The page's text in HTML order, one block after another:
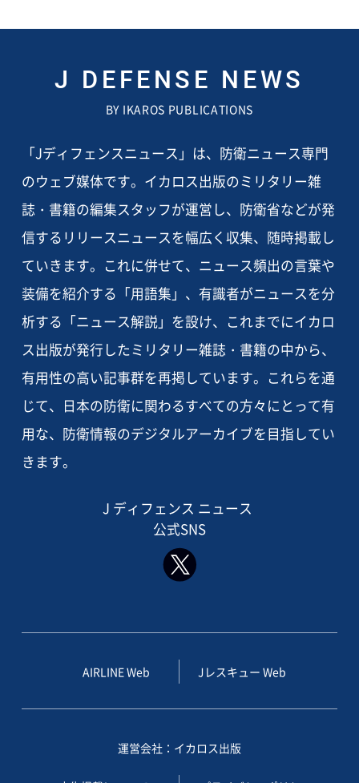
J DEFENSE NEWS
BY IKAROS PUBLICATIONS
「Jディフェンスニュース」は、防衛ニュース専門
のウェブ媒体です。イカロス出版のミリタリー雑
誌・書籍の編集スタッフが運営し、防衛省などが発
信するリリースニュースを幅広く収集、随時掲載し
ていきます。これに併せて、ニュース頻出の言葉や
装備を紹介する「用語集」、有識者がニュースを分
析する「ニュース解説」を設け、これまでにイカロ
ス出版が発行したミリタリー雑誌・書籍の中から、
有用性の高い記事群を再掲しています。これらを通
じて、日本の防衛に関わるすべての方々にとって有
用な、防衛情報のデジタルアーカイブを目指してい
きます。
J ディフェンス ニュース
公式SNS
AIRLINE Web Jレスキュー Web
運営会社：イカロス出版